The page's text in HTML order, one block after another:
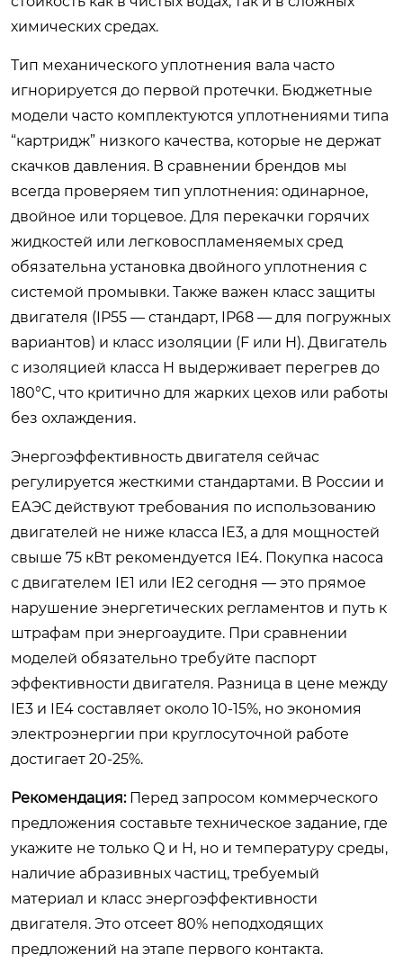
химических средах.
Тип механического уплотнения вала часто
игнорируется до первой протечки. Бюджетные
модели часто комплектуются уплотнениями типа
“картридж” низкого качества, которые не держат
скачков давления. В сравнении брендов мы
всегда проверяем тип уплотнения: одинарное,
двойное или торцевое. Для перекачки горячих
жидкостей или легковоспламеняемых сред
обязательна установка двойного уплотнения с
системой промывки. Также важен класс защиты
двигателя (IP55 — стандарт, IP68 — для погружных
вариантов) и класс изоляции (F или H). Двигатель
с изоляцией класса H выдерживает перегрев до
180°C, что критично для жарких цехов или работы
без охлаждения.
Энергоэффективность двигателя сейчас
регулируется жесткими стандартами. В России и
ЕАЭС действуют требования по использованию
двигателей не ниже класса IE3, а для мощностей
свыше 75 кВт рекомендуется IE4. Покупка насоса
с двигателем IE1 или IE2 сегодня — это прямое
нарушение энергетических регламентов и путь к
штрафам при энергоаудите. При сравнении
моделей обязательно требуйте паспорт
эффективности двигателя. Разница в цене между
IE3 и IE4 составляет около 10-15%, но экономия
электроэнергии при круглосуточной работе
достигает 20-25%.
Рекомендация:Перед запросом коммерческого
предложения составьте техническое задание, где
укажите не только Q и H, но и температуру среды,
наличие абразивных частиц, требуемый
материал и класс энергоэффективности
двигателя. Это отсеет 80% неподходящих
предложений на этапе первого контакта.